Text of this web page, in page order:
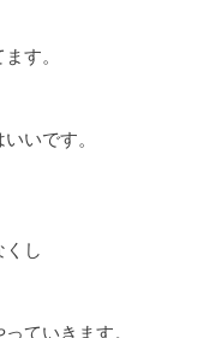
す。
いです。
し
ていきます。